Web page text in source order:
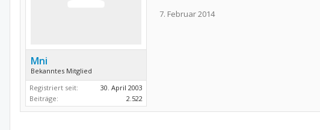
Mni
Bekanntes Mitglied
Registriert seit:
30. April 2003
Beiträge:
2.522
7. Februar 2014